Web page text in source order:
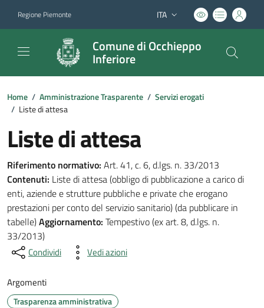
Regione Piemonte Lingua attiva:
ITA
Comune di Occhieppo
Inferiore
Home / Amministrazione Trasparente / Servizi erogati
/ Liste di attesa
Liste di attesa
Riferimento normativo: Art. 41, c. 6, d.lgs. n. 33/2013
Contenuti: Liste di attesa (obbligo di pubblicazione a carico di
enti, aziende e strutture pubbliche e private che erogano
prestazioni per conto del servizio sanitario) (da pubblicare in
tabelle)Aggiornamento: Tempestivo (ex art. 8, d.lgs. n.
33/2013)
Condividi Vedi azioni
Argomenti
Trasparenza amministrativa